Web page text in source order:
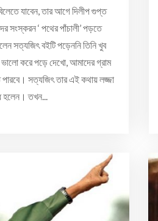
যাবেন, তার আগে দিলীপ গুপ্ত
সংস্করন ‘ পথের পাঁচালী’ পড়তে
সত্যজিৎ বইটি পড়েননি তিনি খুব
ভালো করে পড়ে দেখো, আমাদের গ্রাম
পারবে। সত্যজিৎ তার এই কথায় লজ্জা
তখন...